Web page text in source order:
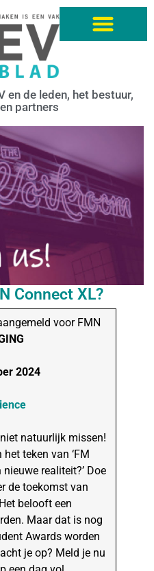
en de leden, het bestuur,
partners
Connect XL?
voor FMN
2024
natuurlijk missen!
teken van ‘FM
realiteit?’ Doe
de toekomst van
belooft een
Maar dat is nog
Awards worden
je op? Meld je nu